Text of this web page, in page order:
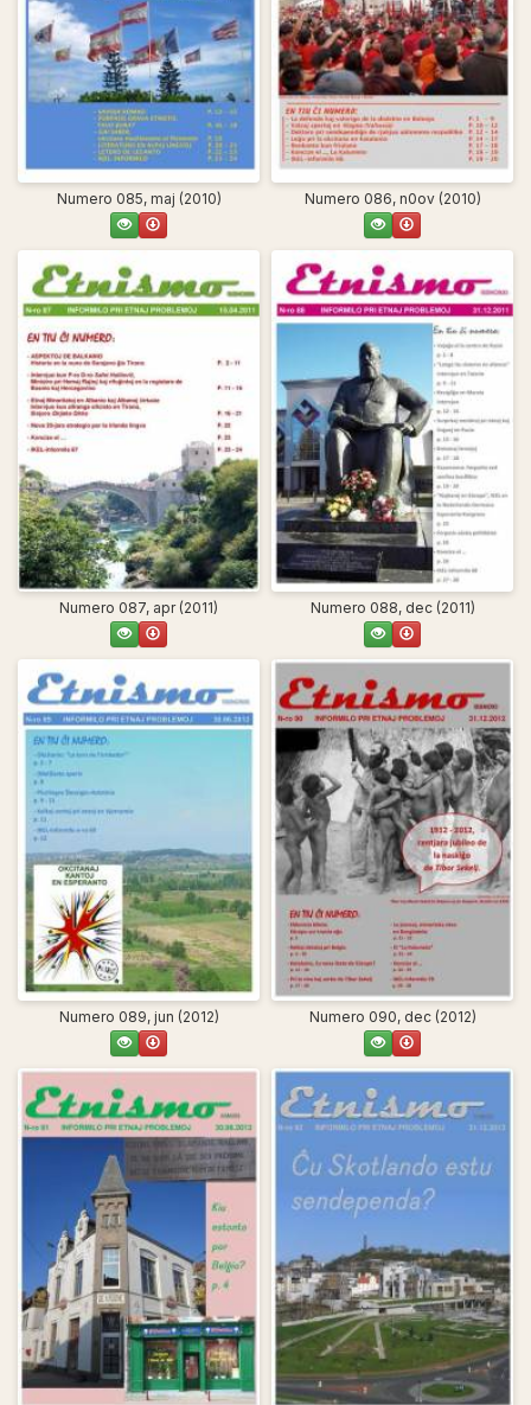
Numero 085, maj (2010) Numero 086, n0ov (2010)
Numero 087, apr (2011) Numero 088, dec (2011)
Numero 089, jun (2012) Numero 090, dec (2012)